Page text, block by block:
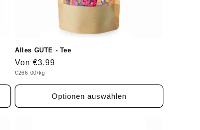
Alles GUTE - Tee
Normaler
Preis
Von €3,99
Grundpreis
€266,00/kg
Optionen auswählen